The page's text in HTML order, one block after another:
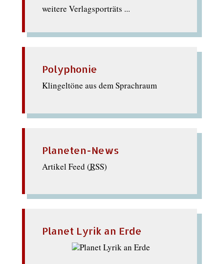
weitere Verlagsporträts ...
Polyphonie
Klingeltöne aus dem Sprachraum
Planeten-News
Artikel Feed (RSS)
Planet Lyrik an Erde